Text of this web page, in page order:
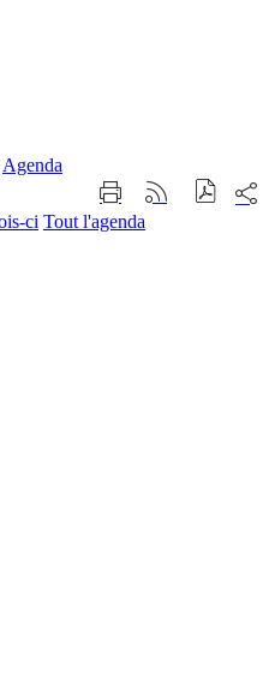
Agenda
Imprimer
cette
page
Générer
flux
sur
ci Tout l'agenda